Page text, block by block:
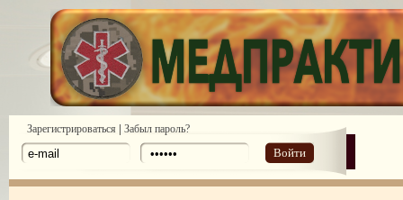
Зарегистрироваться | Забыл пароль?
Войти